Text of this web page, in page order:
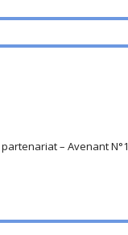
– Avenant N°1